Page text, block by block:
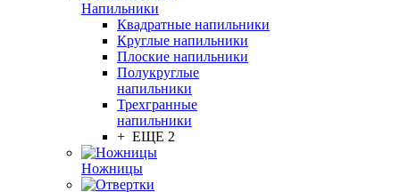
Напильники
Квадратные напильники
Круглые напильники
Плоские напильники
Полукруглые
напильники
Трехгранные
напильники
+ ЕЩЕ 2
Ножницы